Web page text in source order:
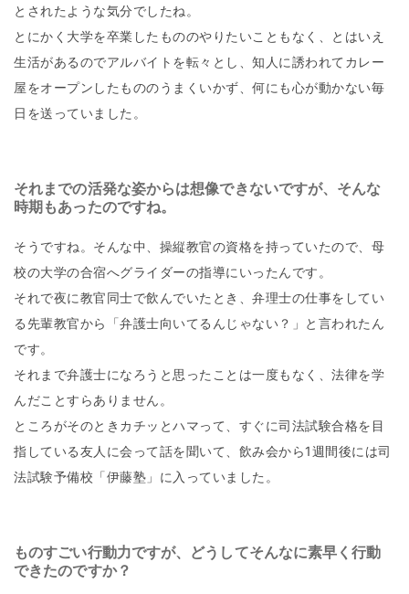
とされたような気分でしたね。
とにかく大学を卒業したもののやりたいこともなく、とはいえ
生活があるのでアルバイトを転々とし、知人に誘われてカレー
屋をオープンしたもののうまくいかず、何にも心が動かない毎
日を送っていました。
それまでの活発な姿からは想像できないですが、そんな
時期もあったのですね。
そうですね。そんな中、操縦教官の資格を持っていたので、母
校の大学の合宿へグライダーの指導にいったんです。
それで夜に教官同士で飲んでいたとき、弁理士の仕事をしてい
る先輩教官から「弁護士向いてるんじゃない？」と言われたん
です。
それまで弁護士になろうと思ったことは一度もなく、法律を学
んだことすらありません。
ところがそのときカチッとハマって、すぐに司法試験合格を目
指している友人に会って話を聞いて、飲み会から1週間後には司
法試験予備校「伊藤塾」に入っていました。
ものすごい行動力ですが、どうしてそんなに素早く行動
できたのですか？